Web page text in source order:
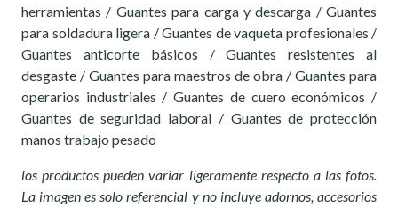
herramientas / Guantes para carga y descarga / Guantes
para soldadura ligera / Guantes de vaqueta profesionales /
Guantes anticorte básicos / Guantes resistentes al
desgaste / Guantes para maestros de obra / Guantes para
operarios industriales / Guantes de cuero económicos /
Guantes de seguridad laboral / Guantes de protección
manos trabajo pesado
los productos pueden variar ligeramente respecto a las fotos.
La imagen es solo referencial y no incluye adornos, accesorios